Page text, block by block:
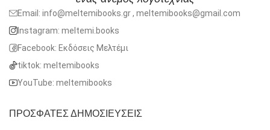
Email: info@meltemibooks.gr , meltemibooks@gmail.com
Instagram: meltemi.books
Facebook: Εκδόσεις Μελτέμι
tiktok: meltemibooks
YouTube: meltemibooks
ΠΡΟΣΦΑΤΕΣ ΔΗΜΟΣΙΕΥΣΕΙΣ